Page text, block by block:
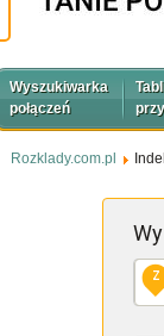
Wyszukiwarka
połączeń
Rozklady.com.pl
Z